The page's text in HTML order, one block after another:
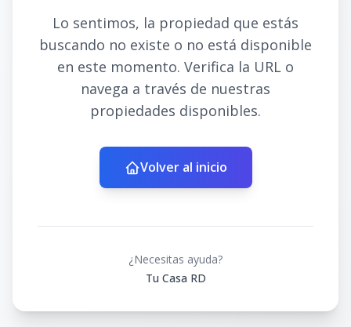
Lo sentimos, la propiedad que estás
buscando no existe o no está disponible
en este momento. Verifica la URL o
navega a través de nuestras
propiedades disponibles.
Volver al inicio
¿Necesitas ayuda?
Tu Casa RD